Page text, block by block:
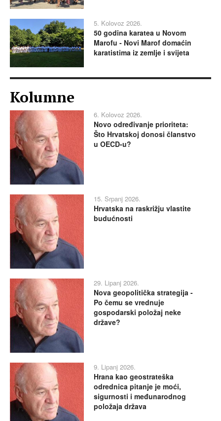
5. Kolovoz 2026.
50 godina karatea u Novom
Marofu - Novi Marof domaćin
karatistima iz zemlje i svijeta
Kolumne
6. Kolovoz 2026.
Novo određivanje prioriteta:
Što Hrvatskoj donosi članstvo
u OECD-u?
15. Srpanj 2026.
Hrvatska na raskrižju vlastite
budućnosti
29. Lipanj 2026.
Nova geopolitička strategija -
Po čemu se vrednuje
gospodarski položaj neke
države?
9. Lipanj 2026.
Hrana kao geostrateška
odrednica pitanje je moći,
sigurnosti i međunarodnog
položaja država